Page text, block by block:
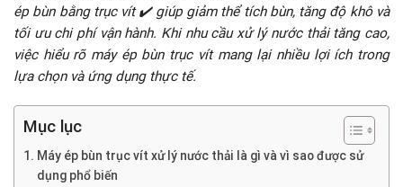
ép bùn bằng trục vít ✔️ giúp giảm thể tích bùn, tăng độ khô và
tối ưu chi phí vận hành. Khi nhu cầu xử lý nước thải tăng cao,
việc hiểu rõ máy ép bùn trục vít mang lại nhiều lợi ích trong
lựa chọn và ứng dụng thực tế.
Mục lục
Máy ép bùn trục vít xử lý nước thải là gì và vì sao được sử
dụng phổ biến